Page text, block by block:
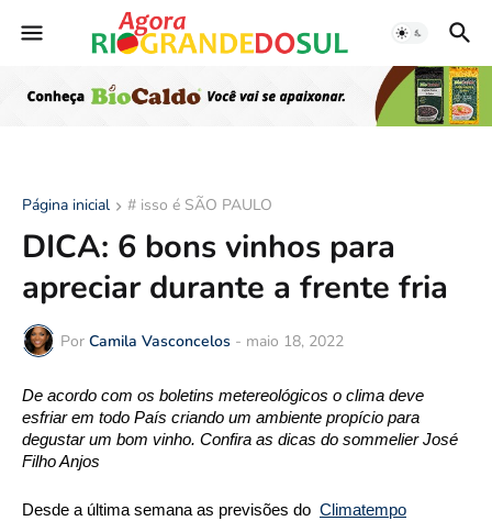
Página inicial # isso é SÃO PAULO
DICA: 6 bons vinhos para
apreciar durante a frente fria
Por Camila Vasconcelos - maio 18, 2022
De acordo com os boletins metereológicos o clima deve
esfriar em todo País criando um ambiente propício para
degustar um bom vinho. Confira as dicas do sommelier José
Filho Anjos
Desde a última semana as previsões do Climatempo